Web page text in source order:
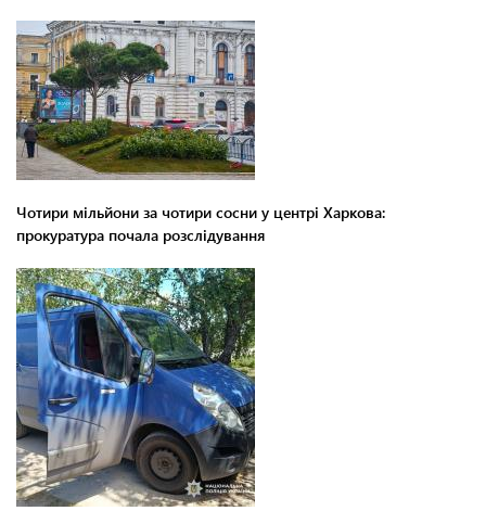
Чотири мільйони за чотири сосни у центрі Харкова:
прокуратура почала розслідування